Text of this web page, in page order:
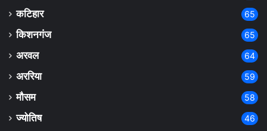
कटिहार 65
किशनगंज 65
अरवल 64
अररिया 59
मौसम 58
ज्योतिष 46